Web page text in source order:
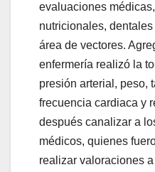
evaluaciones
nutricionales,
área de vectores.
enfermería realizó la
presión arterial, peso,
frecuencia cardiaca y
después canalizar a
médicos, quienes
realizar valoraciones